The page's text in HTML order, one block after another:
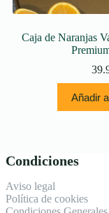
Caja de Naranjas
Añadir
Condiciones
Aviso legal
Política de cookies